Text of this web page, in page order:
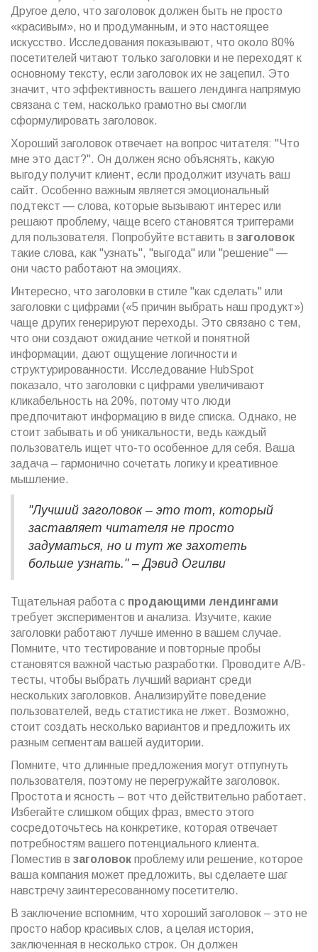
Другое дело, что заголовок должен быть не просто
«красивым», но и продуманным, и это настоящее
искусство. Исследования показывают, что около 80%
посетителей читают только заголовки и не переходят к
основному тексту, если заголовок их не зацепил. Это
значит, что эффективность вашего лендинга напрямую
связана с тем, насколько грамотно вы смогли
сформулировать заголовок.
Хороший заголовок отвечает на вопрос читателя: "Что
мне это даст?". Он должен ясно объяснять, какую
выгоду получит клиент, если продолжит изучать ваш
сайт. Особенно важным является эмоциональный
подтекст — слова, которые вызывают интерес или
решают проблему, чаще всего становятся триггерами
для пользователя. Попробуйте вставить в заголовок
такие слова, как "узнать", "выгода" или "решение" —
они часто работают на эмоциях.
Интересно, что заголовки в стиле "как сделать" или
заголовки с цифрами («5 причин выбрать наш продукт»)
чаще других генерируют переходы. Это связано с тем,
что они создают ожидание четкой и понятной
информации, дают ощущение логичности и
структурированности. Исследование HubSpot
показало, что заголовки с цифрами увеличивают
кликабельность на 20%, потому что люди
предпочитают информацию в виде списка. Однако, не
стоит забывать и об уникальности, ведь каждый
пользователь ищет что-то особенное для себя. Ваша
задача – гармонично сочетать логику и креативное
мышление.
"Лучший заголовок – это тот, который
заставляет читателя не просто
задуматься, но и тут же захотеть
больше узнать." – Дэвид Огилви
Тщательная работа с продающими лендингами
требует экспериментов и анализа. Изучите, какие
заголовки работают лучше именно в вашем случае.
Помните, что тестирование и повторные пробы
становятся важной частью разработки. Проводите A/B-
тесты, чтобы выбрать лучший вариант среди
нескольких заголовков. Анализируйте поведение
пользователей, ведь статистика не лжет. Возможно,
стоит создать несколько вариантов и предложить их
разным сегментам вашей аудитории.
Помните, что длинные предложения могут отпугнуть
пользователя, поэтому не перегружайте заголовок.
Простота и ясность – вот что действительно работает.
Избегайте слишком общих фраз, вместо этого
сосредоточьтесь на конкретике, которая отвечает
потребностям вашего потенциального клиента.
Поместив в заголовок проблему или решение, которое
ваша компания может предложить, вы сделаете шаг
навстречу заинтересованному посетителю.
В заключение вспомним, что хороший заголовок – это не
просто набор красивых слов, а целая история,
заключенная в несколько строк. Он должен